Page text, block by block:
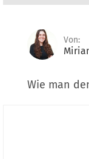
Von:
Wie man